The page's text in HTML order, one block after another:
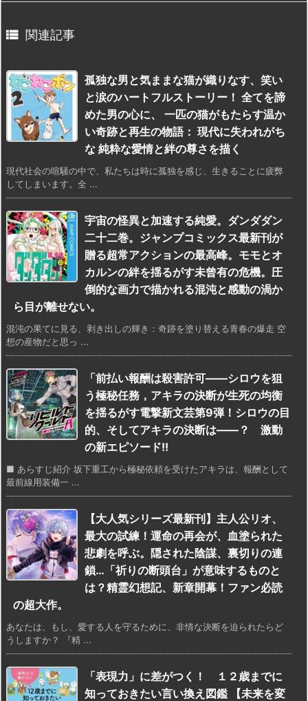
 関連記事
孤独な男と気ままな猫が織りなす、笑い
と涙のハートフルストーリー！ 全てを諦
めた男の心に、 一匹の猫がもたらす温か
い奇跡と再生の物語： 現代に失われがち
な 純粋な愛情と絆の尊さを描く
現代社会の喧騒の中で、私たちは時に孤独を感じ、生きることに疲弊
してしまいます。全 ...
宇宙の怪異と加速する純愛。ダンダダン
二十二巻。ジャンプコミックス最新刊が
贈る超常アクションの最高峰。モモとオ
カルンの絆を揺るがす未曾有の危機。圧
倒的な画力で描かれる混沌と感動の渦か
ら目が離せない。
混沌の果てに見る、剥き出しの輝き：奇跡を塗り替える青春の爆走 空
想の産物だと思っ ...
「前払い報酬は殺害許可――シロウを狙
う極秘任務，アキラの決断が生死の均衡
を揺るがす電撃新文芸第9弾！シロウの目
的、そしてアキラの決断は――？ 激動
の新エピソード!!
■ あらすじ紹介 坂下重工から極秘依頼を受けたアキラは、報酬として
最前線用装備一 ...
【大人気シリーズ最新刊】主人公リオ、
最大の試練！運命の再会が、血塗られた
悲劇を呼ぶ。隠された陰謀、裏切りの連
鎖…「祈りの断頭台」が意味するものと
は？精霊幻想記、新章開幕！ファン必読
の超大作。
あなたは、もし、愛する人を守るために、非情な決断を迫られたらど
うしますか？ 『精 ...
「表現力」に差がつく！ １２歳までに
知っておきたい言い換え図鑑 【未来を変